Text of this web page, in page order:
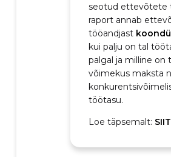
seotud ettevõtete
raport annab
tööandjast
kui palju on tal
palgal ja milline on
võimekus maksta
töötasu.
Loe täpsemalt: SIIT